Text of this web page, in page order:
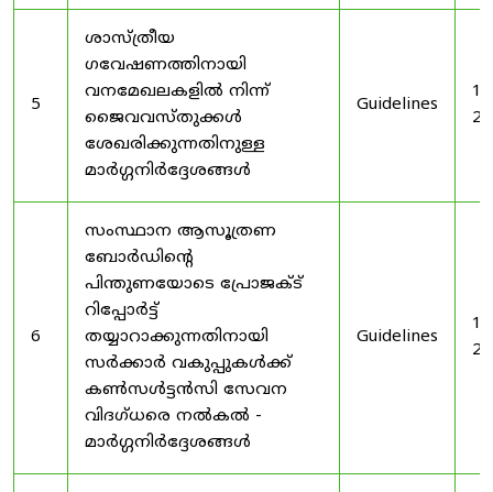
5
ശാസ്ത്രീയ
ഗവേഷണത്തിനായി
വനമേഖലകളിൽ നിന്ന്
ജൈവവസ്തുക്കൾ
ശേഖരിക്കുന്നതിനുള്ള
മാർഗ്ഗനിർദ്ദേശങ്ങൾ
Guidelines
6
സംസ്ഥാന ആസൂത്രണ
ബോർഡിൻ്റെ
പിന്തുണയോടെ പ്രോജക്ട്
റിപ്പോർട്ട്
തയ്യാറാക്കുന്നതിനായി
സർക്കാർ വകുപ്പുകൾക്ക്
കൺസൾട്ടൻസി സേവന
വിദഗ്ധരെ നൽകൽ -
മാർഗ്ഗനിർദ്ദേശങ്ങൾ
Guidelines